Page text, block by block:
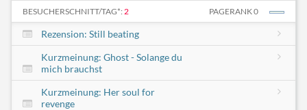
BESUCHERSCHNITT/TAG*: 2 PAGERANK 0
Rezension: Still beating
Kurzmeinung: Ghost - Solange du
mich brauchst
Kurzmeinung: Her soul for
revenge